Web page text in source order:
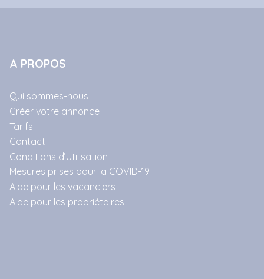
A PROPOS
Qui sommes-nous
Créer votre annonce
Tarifs
Contact
Conditions d’Utilisation
Mesures prises pour la COVID-19
Aide pour les vacanciers
Aide pour les propriétaires